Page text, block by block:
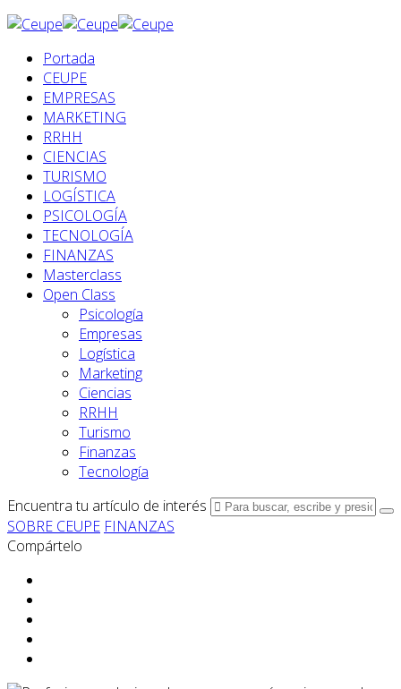
Portada
CEUPE
EMPRESAS
MARKETING
RRHH
CIENCIAS
TURISMO
LOGÍSTICA
PSICOLOGÍA
TECNOLOGÍA
FINANZAS
Masterclass
Open Class
Psicología
Empresas
Logística
Marketing
Ciencias
RRHH
Turismo
Finanzas
Tecnología
Encuentra tu artículo de interés
SOBRE CEUPE FINANZAS
Compártelo